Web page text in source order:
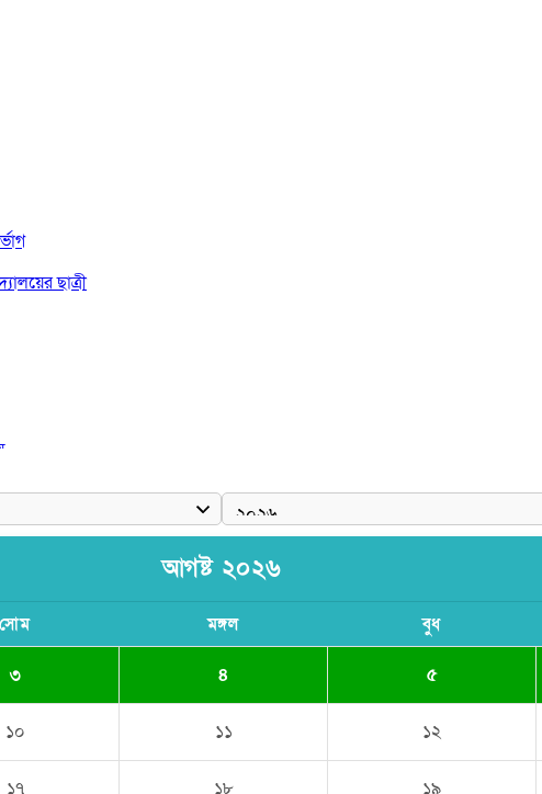
ছাত্রী
আগষ্ট ২০২৬
সোম মঙ্গল বুধ
৩ ৪ ৫
১০ ১১ ১২
১৭ ১৮ ১৯